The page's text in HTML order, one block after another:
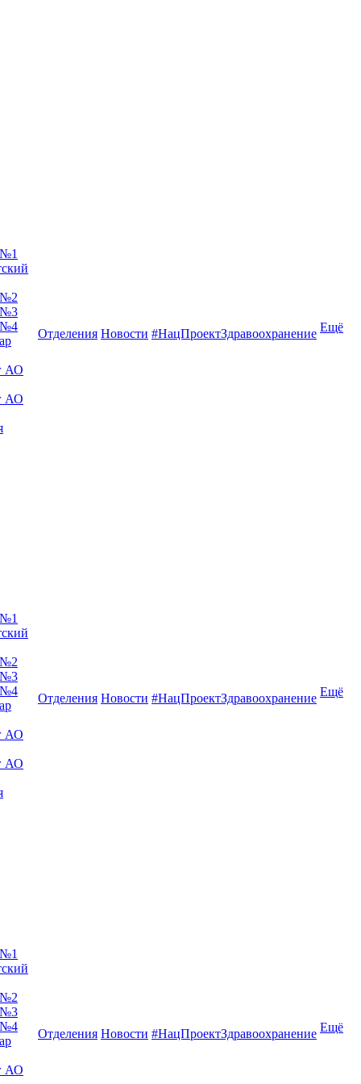
№2
№3
№4
АО
АО
Отделения Новости #НацПроектЗдравоохранение Ещё
№2
№3
№4
АО
АО
Отделения Новости #НацПроектЗдравоохранение Ещё
№2
№3
№4
АО
Отделения Новости #НацПроектЗдравоохранение Ещё